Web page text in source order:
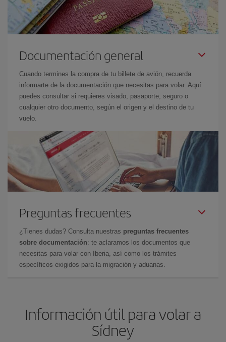
Documentación general
Cuando termines la compra de tu billete de avión, recuerda
informarte de la documentación que necesitas para volar. Aquí
puedes consultar si requieres visado, pasaporte, seguro o
cualquier otro documento, según el origen y el destino de tu
vuelo.
Preguntas frecuentes
¿Tienes dudas? Consulta nuestras preguntas frecuentes
sobre documentación: te aclaramos los documentos que
necesitas para volar con Iberia, así como los trámites
específicos exigidos para la migración y aduanas.
Información útil para volar a
Sídney